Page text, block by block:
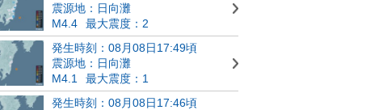
震源地：日向灘
M4.4
最大震度：2
発生時刻：08月08日17:49頃
震源地：日向灘
M4.1
最大震度：1
発生時刻：08月08日17:46頃